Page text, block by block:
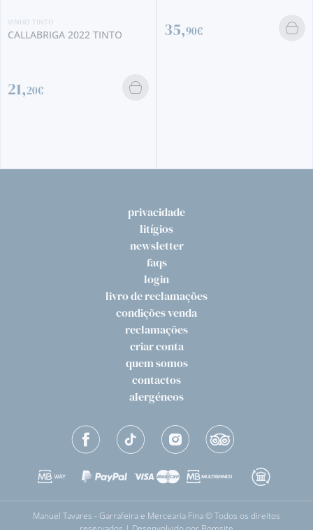
35,90€
privacidade
litígios
newsletter
faqs
login
livro de reclamações
condições venda
reclamações
criar conta
quem somos
contactos
alergéneos
Manuel Tavares - Garrafeira e Mercearia Fina © Todos os direitos